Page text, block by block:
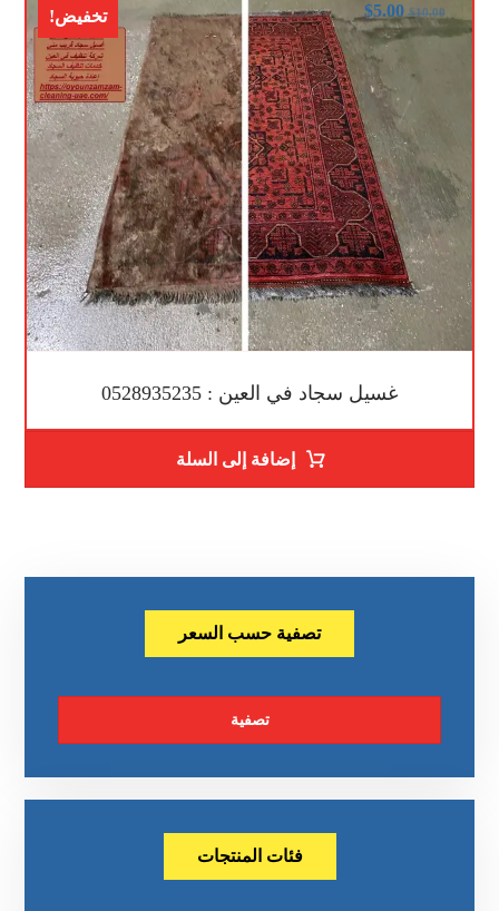
تخفيض!
غسيل سجاد في العين : 0528935235
$10.00
$5.00
إضافة إلى السلة
تصفية حسب السعر
تصفية
فئات المنتجات